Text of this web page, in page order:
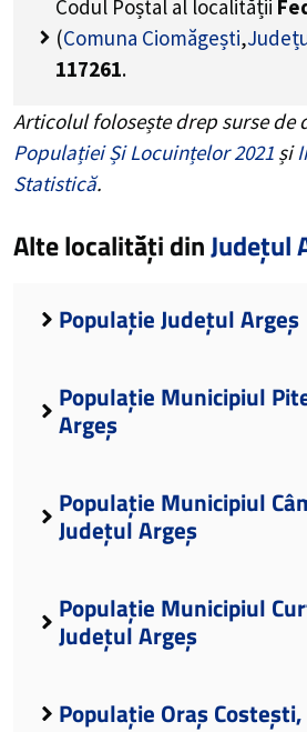
Codul Poștal al localității
(Comuna Ciomăgești,
117261.
Articolul folosește drep surse de
Populației Și Locuințelor 2021 și
Statistică.
Alte localități dinJudețul
Populație Județul Argeș
Populație Municipiul
Argeș
Populație Municipiul
Județul Argeș
Populație Municipiul
Județul Argeș
Populație Oraș